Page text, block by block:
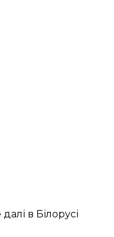
в Білорусі